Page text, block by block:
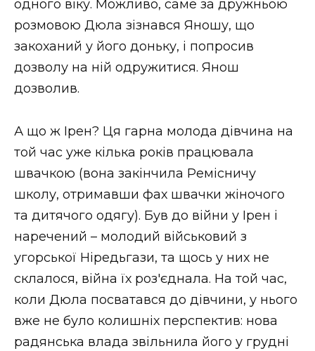
одного віку. Можливо, саме за дружньою
розмовою Дюла зізнався Яношу, що
закоханий у його доньку, і попросив
дозволу на ній одружитися. Янош
дозволив.
А що ж Ірен? Ця гарна молода дівчина на
той час уже кілька років працювала
швачкою (вона закінчила Ремісничу
школу, отримавши фах швачки жіночого
та дитячого одягу). Був до війни у Ірен і
наречений – молодий військовий з
угорської Ніредьгази, та щось у них не
склалося, війна їх роз'єднала. На той час,
коли Дюла посватався до дівчини, у нього
вже не було колишніх перспектив: нова
радянська влада звільнила його у грудні